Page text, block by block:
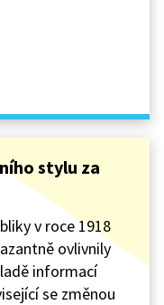
stylu za
v roce 1918
ovlivnily
informací
se změnou